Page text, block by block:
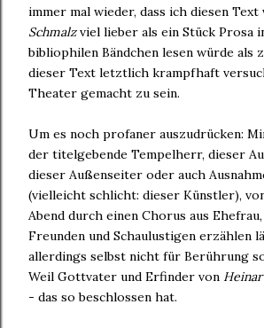
immer mal wieder, dass ich diesen Text
Schmalzviel lieber als ein Stück Prosa
bibliophilen Bändchen lesen würde als
dieser Text letztlich krampfhaft
Theater gemacht zu sein.
Um es noch profaner auszudrücken:
der titelgebende Tempelherr, dieser
dieser Außenseiter oder auch
(vielleicht schlicht: dieser Künstler),
Abend durch einen Chorus aus
Freunden und Schaulustigen erzählen
allerdings selbst nicht für Berührung
Weil Gottvater und Erfinder von Heinar
- das so beschlossen hat.